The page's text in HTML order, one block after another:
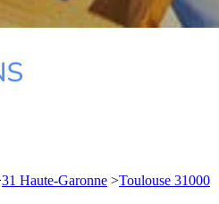
31 Haute-Garonne >Toulouse 31000